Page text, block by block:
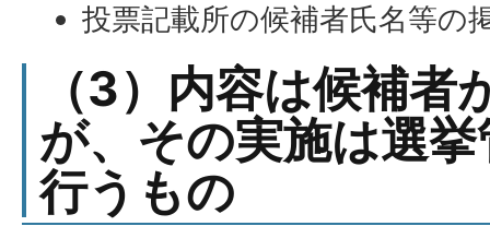
投票記載所の候補者氏名等の
（3）内容は候補者
が、その実施は選
行うもの